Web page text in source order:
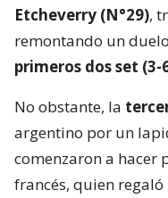
Etcheverry (N°29),
remontando un
primeros dos set (3-
No obstante, la
argentino por un
comenzaron a hacer
francés, quien